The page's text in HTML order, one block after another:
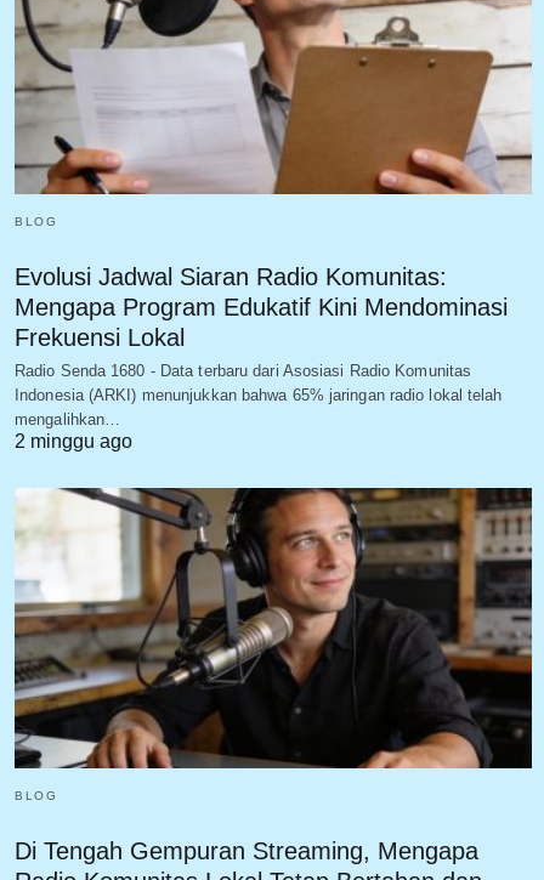
BLOG
Evolusi Jadwal Siaran Radio Komunitas:
Mengapa Program Edukatif Kini Mendominasi
Frekuensi Lokal
Radio Senda 1680 - Data terbaru dari Asosiasi Radio Komunitas
Indonesia (ARKI) menunjukkan bahwa 65% jaringan radio lokal telah
mengalihkan…
2 minggu ago
BLOG
Di Tengah Gempuran Streaming, Mengapa